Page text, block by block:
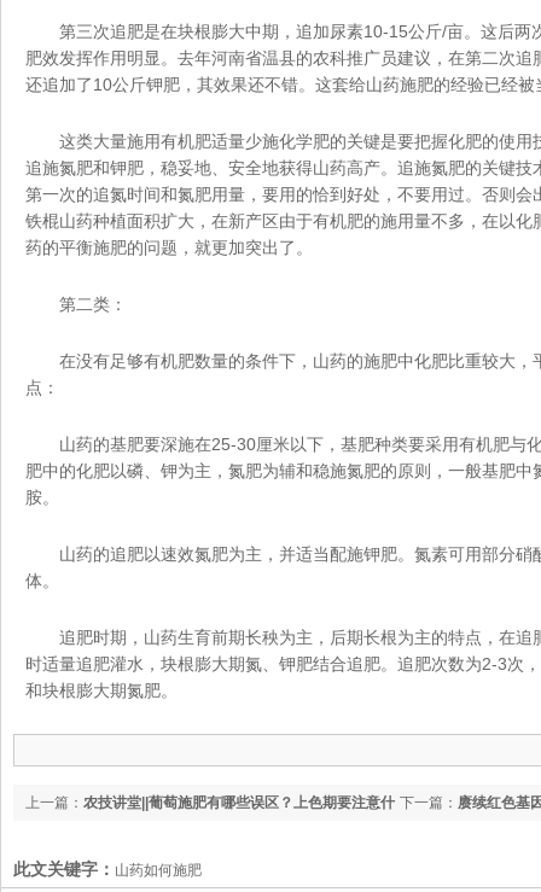
第三次追肥是在块根膨大中期，追加尿素10-15公斤/亩。这后两
肥效发挥作用明显。去年河南省温县的农科推广员建议，在第二次
还追加了10公斤钾肥，其效果还不错。这套给山药施肥的经验已
这类大量施用有机肥适量少施化学肥的关键是要把握化肥的使
追施氮肥和钾肥，稳妥地、安全地获得山药高产。追施氮肥的关键
第一次的追氮时间和氮肥用量，要用的恰到好处，不要用过。否则会
铁棍山药种植面积扩大，在新产区由于有机肥的施用量不多，在以
药的平衡施肥的问题，就更加突出了。
第二类：
在没有足够有机肥数量的条件下，山药的施肥中化肥比重较大
点：
山药的基肥要深施在25-30厘米以下，基肥种类要采用有机肥与
肥中的化肥以磷、钾为主，氮肥为辅和稳施氮肥的原则，一般基肥中
胺。
山药的追肥以速效氮肥为主，并适当配施钾肥。氮素可用部分
体。
追肥时期，山药生育前期长秧为主，后期长根为主的特点，在
时适量追肥灌水，块根膨大期氮、钾肥结合追肥。追肥次数为2-3次
和块根膨大期氮肥。
下一篇： 赓续红色基
上一篇： 农技讲堂||葡萄施肥有哪些误区？上色期要注意什
此文关键字： 山药如何施肥